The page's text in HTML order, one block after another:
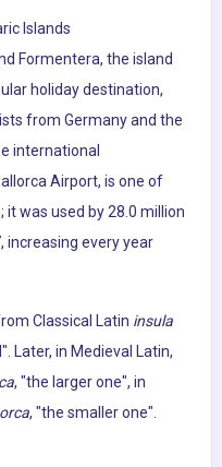
Islands
Formentera, the island
holiday destination,
from Germany and the
international
Airport, is one of
it was used by 28.0 million
increasing every year
Classical Latin insula
Later, in Medieval Latin,
, "the larger one", in
, "the smaller one".